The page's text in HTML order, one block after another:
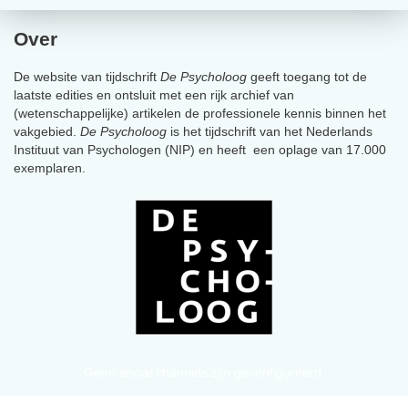
Over
De website van tijdschrift De Psycholoog geeft toegang tot de
laatste edities en ontsluit met een rijk archief van
(wetenschappelijke) artikelen de professionele kennis binnen het
vakgebied. De Psycholoog is het tijdschrift van het Nederlands
Instituut van Psychologen (NIP) en heeft een oplage van 17.000
exemplaren.